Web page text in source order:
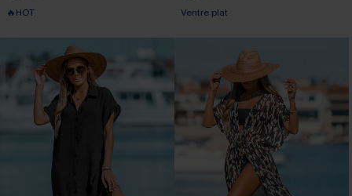
🔥HOT Ventre plat